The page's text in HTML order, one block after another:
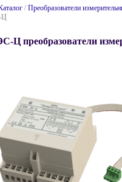
/ Преобразователи
Ц
Ц преобразователи